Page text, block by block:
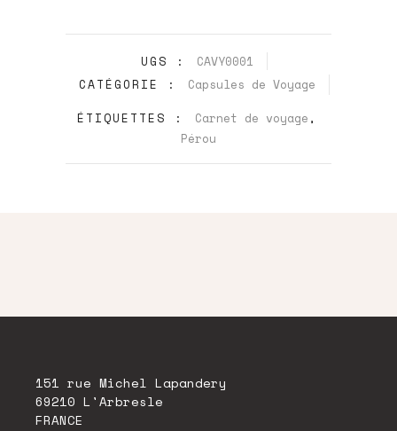
UGS :
CAVY0001
CATÉGORIE :
Capsules de Voyage
ÉTIQUETTES :
Carnet de voyage ,
Pérou
151 rue Michel Lapandery
69210 L'Arbresle
FRANCE